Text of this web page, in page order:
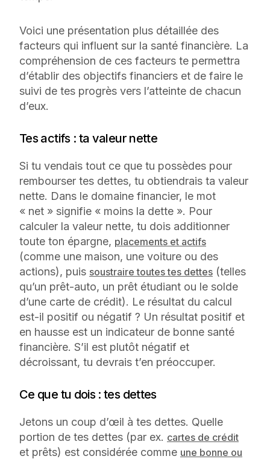
Voici une présentation plus détaillée des
facteurs qui influent sur la santé financière. La
compréhension de ces facteurs te permettra
d’établir des objectifs financiers et de faire le
suivi de tes progrès vers l’atteinte de chacun
d’eux.
Tes actifs : ta valeur nette
Si tu vendais tout ce que tu possèdes pour
rembourser tes dettes, tu obtiendrais ta valeur
nette. Dans le domaine financier, le mot
« net » signifie « moins la dette ». Pour
calculer la valeur nette, tu dois additionner
toute ton épargne, placements et actifs
(comme une maison, une voiture ou des
actions), puis soustraire toutes tes dettes (telles
qu’un prêt-auto, un prêt étudiant ou le solde
d’une carte de crédit). Le résultat du calcul
est-il positif ou négatif ? Un résultat positif et
en hausse est un indicateur de bonne santé
financière. S’il est plutôt négatif et
décroissant, tu devrais t’en préoccuper.
Ce que tu dois : tes dettes
Jetons un coup d’œil à tes dettes. Quelle
portion de tes dettes (par ex. cartes de crédit
et prêts) est considérée comme une bonne ou